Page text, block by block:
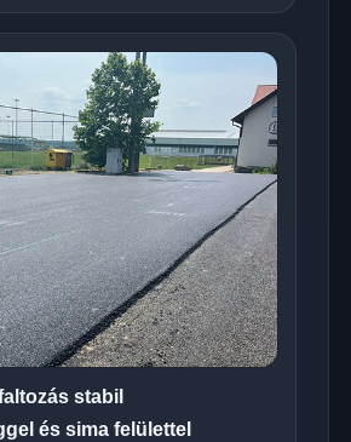
stabil
és sima felülettel